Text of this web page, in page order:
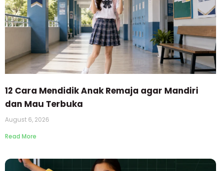
12 Cara Mendidik Anak Remaja agar Mandiri
dan Mau Terbuka
August 6, 2026
Read More